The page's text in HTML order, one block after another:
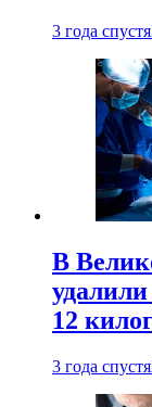
3 года спустя
В
12
3 года спустя